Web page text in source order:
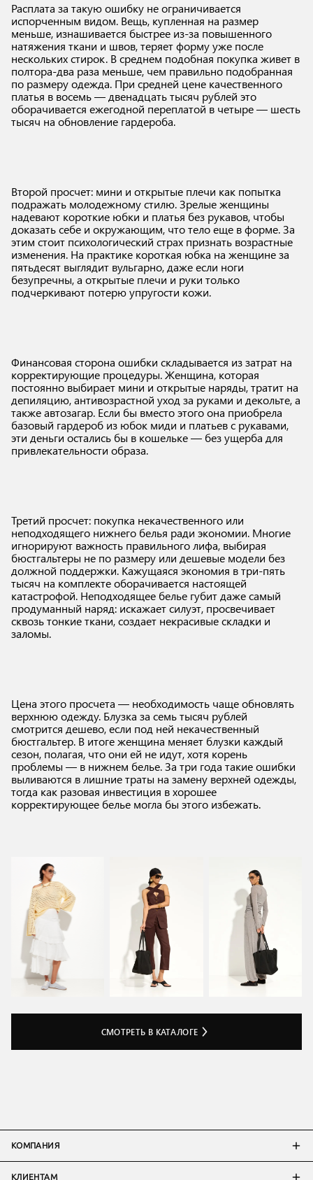
Расплата за такую ошибку не ограничивается
испорченным видом. Вещь, купленная на размер
меньше, изнашивается быстрее из-за повышенного
натяжения ткани и швов, теряет форму уже после
нескольких стирок. В среднем подобная покупка живет в
полтора-два раза меньше, чем правильно подобранная
по размеру одежда. При средней цене качественного
платья в восемь — двенадцать тысяч рублей это
оборачивается ежегодной переплатой в четыре — шесть
тысяч на обновление гардероба.
Второй просчет: мини и открытые плечи как попытка
подражать молодежному стилю. Зрелые женщины
надевают короткие юбки и платья без рукавов, чтобы
доказать себе и окружающим, что тело еще в форме. За
этим стоит психологический страх признать возрастные
изменения. На практике короткая юбка на женщине за
пятьдесят выглядит вульгарно, даже если ноги
безупречны, а открытые плечи и руки только
подчеркивают потерю упругости кожи.
Финансовая сторона ошибки складывается из затрат на
корректирующие процедуры. Женщина, которая
постоянно выбирает мини и открытые наряды, тратит на
депиляцию, антивозрастной уход за руками и декольте, а
также автозагар. Если бы вместо этого она приобрела
базовый гардероб из юбок миди и платьев с рукавами,
эти деньги остались бы в кошельке — без ущерба для
привлекательности образа.
Третий просчет: покупка некачественного или
неподходящего нижнего белья ради экономии. Многие
игнорируют важность правильного лифа, выбирая
бюстгальтеры не по размеру или дешевые модели без
должной поддержки. Кажущаяся экономия в три-пять
тысяч на комплекте оборачивается настоящей
катастрофой. Неподходящее белье губит даже самый
продуманный наряд: искажает силуэт, просвечивает
сквозь тонкие ткани, создает некрасивые складки и
заломы.
Цена этого просчета — необходимость чаще обновлять
верхнюю одежду. Блузка за семь тысяч рублей
смотрится дешево, если под ней некачественный
бюстгальтер. В итоге женщина меняет блузки каждый
сезон, полагая, что они ей не идут, хотя корень
проблемы — в нижнем белье. За три года такие ошибки
выливаются в лишние траты на замену верхней одежды,
тогда как разовая инвестиция в хорошее
корректирующее белье могла бы этого избежать.
СМОТРЕТЬ В КАТАЛОГЕ
КОМПАНИЯ
КЛИЕНТАМ